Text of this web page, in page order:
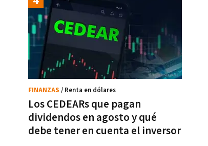
Los CEDEARs que pagan
dividendos en agosto y qué
debe tener en cuenta el inversor
FINANZAS / Renta en dólares